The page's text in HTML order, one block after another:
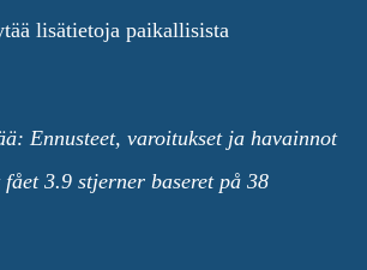
lisätietoja paikallisista
Ennusteet, varoitukset ja havainnot
fået 3.9 stjerner baseret på 38